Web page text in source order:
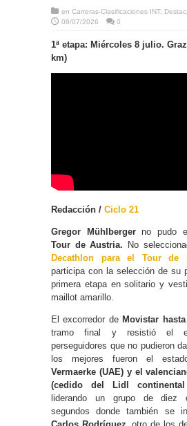
en Carreras-Clasificaciones INT,
08/07/2026
0
1ª etapa: Miércoles 8 julio.
km)
Redacción / Ciclo 21
Gregor Mühlbergerno pudo
Tour de Austria. No
Decathlon para el Tour de
participa con la selección de su
primera etapa en solitario y
maillot amarillo.
El excorredor de Movistar hasta
tramo final y resistió el
perseguidores que no pudieron
los mejores fueron el
Vermaerke (UAE) y el
(cedido del Lidl
liderando un grupo de diez
segundos donde también se